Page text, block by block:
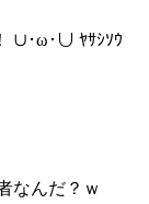
∪･ω･∪ ﾔｻｼｿｳ
なんだ？ｗ